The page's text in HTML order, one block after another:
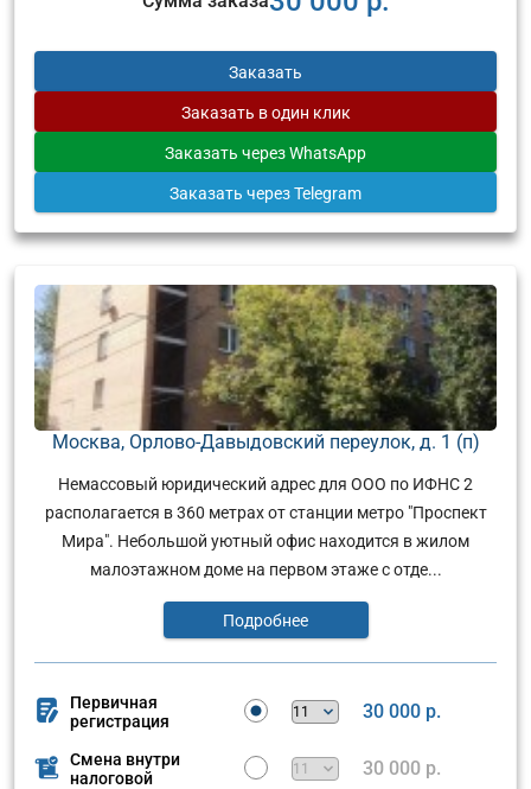
Заказать
Заказать в один клик
Заказать через WhatsApp
Заказать через Telegram
Москва, Орлово-Давыдовский переулок, д. 1 (п)
Немассовый юридический адрес для ООО по ИФНС 2
располагается в 360 метрах от станции метро "Проспект
Мира". Небольшой уютный офис находится в жилом
малоэтажном доме на первом этаже с отде...
Подробнее
Первичная
регистрация
30 000 р.
Смена внутри
налоговой
30 000 р.